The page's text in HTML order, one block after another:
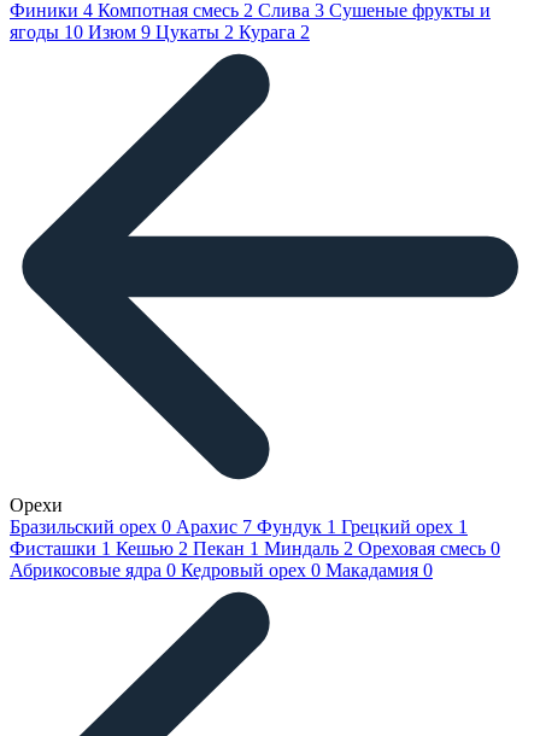
Финики 4 Компотная смесь 2 Слива 3 Сушеные фрукты и
ягоды 10 Изюм 9 Цукаты 2 Курага 2
Орехи
Бразильский орех 0 Арахис 7 Фундук 1 Грецкий орех 1
Фисташки 1 Кешью 2 Пекан 1 Миндаль 2 Ореховая смесь 0
Абрикосовые ядра 0 Кедровый орех 0 Макадамия 0